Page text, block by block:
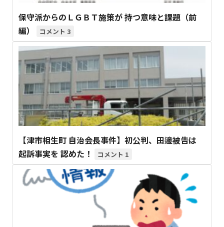
保守派からのＬＧＢＴ施策が 持つ意味と課題（前
編）
3
【津市相生町 自治会長事件】初公判、田邊被告は
起訴事実を 認めた！
1